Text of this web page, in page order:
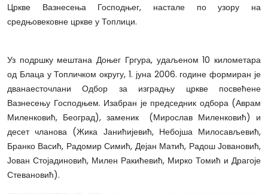
Цркве Вазнесења Господњег, настале по узору на
средњовековне цркве у Топлици.
Уз подршку мештана Доњег Гргура, удаљеном 10 километара
од Блаца у Топличком округу, 1. јуна 2006. године формиран је
дванаесточлани Одбор за изградњу цркве посвећене
Вазнесењу Господњем. Изабран је председник одбора (Аврам
Миленковић, Београд), заменик (Мирослав Миленковић) и
десет чланова (Жика Јанићијевић, Небојша Милосављевић,
Бранко Васић, Радомир Симић, Дејан Матић, Радош Јовановић,
Јован Стојадиновић, Милен Ракићевић, Мирко Томић и Драгоје
Стевановић).